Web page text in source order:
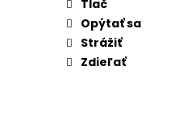
Tlač
Opýtať sa
Strážiť
Zdieľať